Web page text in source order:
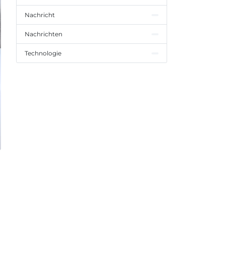
Nachricht
Nachrichten
Technologie